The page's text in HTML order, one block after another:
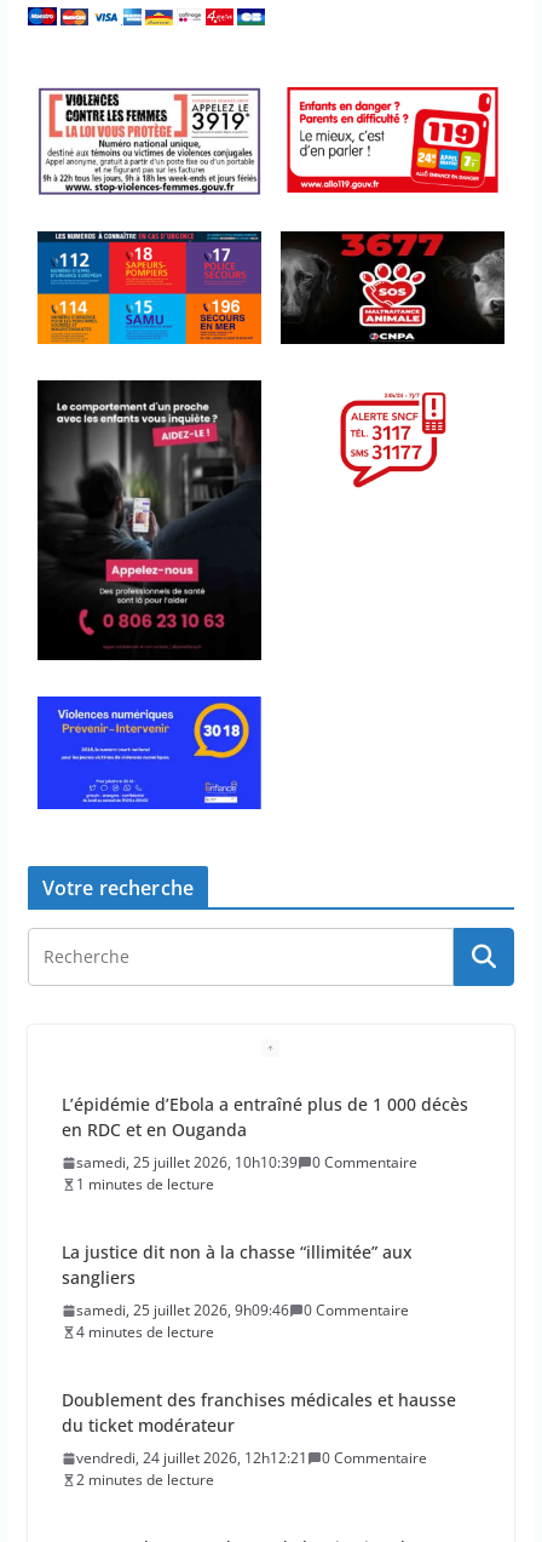
Votre recherche
L’épidémie d’Ebola a entraîné plus de 1 000 décès
samedi, 25 juillet 2026, 10h10:39
0 Commentaire
1 minutes de lecture
La justice dit non à la chasse “illimitée” aux
samedi, 25 juillet 2026, 9h09:46
0 Commentaire
4 minutes de lecture
Doublement des franchises médicales et hausse
vendredi, 24 juillet 2026, 12h12:21
0 Commentaire
2 minutes de lecture
Emmanuel Macron demande l’activation du